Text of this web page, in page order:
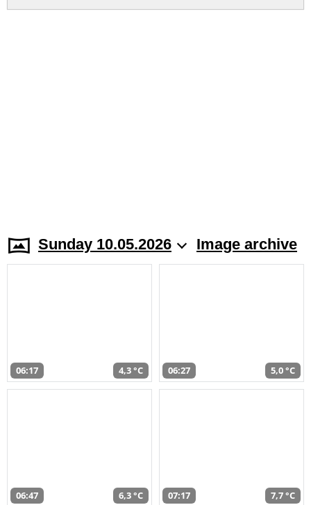
Sunday 10.05.2026 Image archive
06:17 4,3 °C 06:27 5,0 °C
06:47 6,3 °C 07:17 7,7 °C